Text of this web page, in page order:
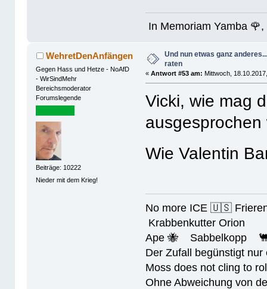
In Memoriam Yamba
WehretDenAnfängen
Gegen Hass und Hetze - NoAfD
- WirSindMehr
Bereichsmoderator
Forumslegende
Beiträge: 10222
Nieder mit dem Krieg!
Und nun etwas ganz
raten
«Antwort #53 am: Mittwoch,
Vicki, wie mag
ausgesprochen
Wie Valentin
No more ICE 🇺🇸
Krabbenkutter Orion
Ape 🐝 Sabbelkopp
Der Zufall begünstigt
Moss does not cling to
Ohne Abweichung von